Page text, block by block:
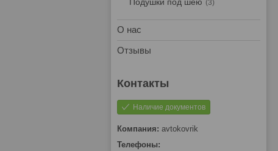
3
О нас
Отзывы
Наличие документов
avtokovrik